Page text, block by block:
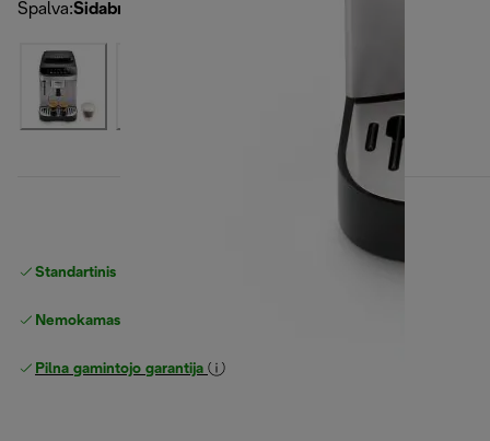
Spalva:Sidabro
Standartinis nemokamas
Nemokamas grąžinimas
Pilna gamintojo garantija